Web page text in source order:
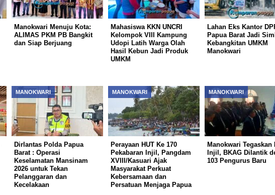
Manokwari Menuju Kota:
ALIMAS PKM PB Bangkit
dan Siap Berjuang
Mahasiswa KKN UNCRI
Kelompok VIII Kampung
Udopi Latih Warga Olah
Hasil Kebun Jadi Produk
UMKM
Lahan Eks Kantor
Papua Barat Jadi
Kebangkitan UMKM
Manokwari
MANOKWARI
Dirlantas Polda Papua
Barat : Operasi
Keselamatan Mansinam
2026 untuk Tekan
Pelanggaran dan
Kecelakaan
MANOKWARI
Perayaan HUT Ke 170
Pekabaran Injil, Pangdam
XVIII/Kasuari Ajak
Masyarakat Perkuat
Kebersamaan dan
Persatuan Menjaga Papua
MANOKWARI
Manokwari Tegaskan
Injil, BKAG Dilantik
103 Pengurus Baru